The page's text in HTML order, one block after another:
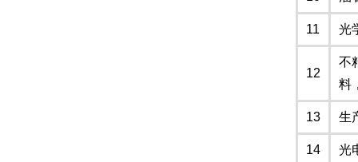
11 光
12
不
料
13 生
14 光